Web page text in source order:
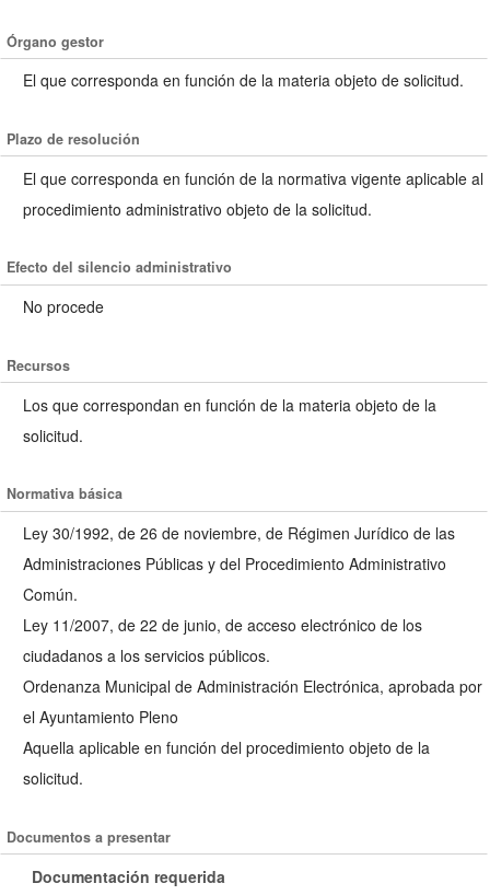
Órgano gestor
El que corresponda en función de la materia objeto de solicitud.
Plazo de resolución
El que corresponda en función de la normativa vigente aplicable al
procedimiento administrativo objeto de la solicitud.
Efecto del silencio administrativo
No procede
Recursos
Los que correspondan en función de la materia objeto de la
solicitud.
Normativa básica
Ley 30/1992, de 26 de noviembre, de Régimen Jurídico de las
Administraciones Públicas y del Procedimiento Administrativo
Común.
Ley 11/2007, de 22 de junio, de acceso electrónico de los
ciudadanos a los servicios públicos.
Ordenanza Municipal de Administración Electrónica, aprobada por
el Ayuntamiento Pleno
Aquella aplicable en función del procedimiento objeto de la
solicitud.
Documentos a presentar
Documentación requerida